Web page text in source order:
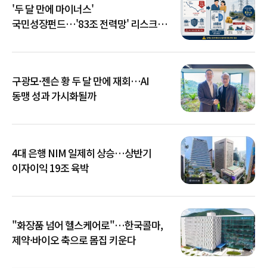
'두 달 만에 마이너스'
국민성장펀드…'83조 전력망' 리스크
구광모·젠슨 황 두 달 만에 재회…AI
동맹 성과 가시화될까
4대 은행 NIM 일제히 상승…상반기
이자이익 19조 육박
"화장품 넘어 헬스케어로"…한국콜마,
제약·바이오 축으로 몸집 키운다